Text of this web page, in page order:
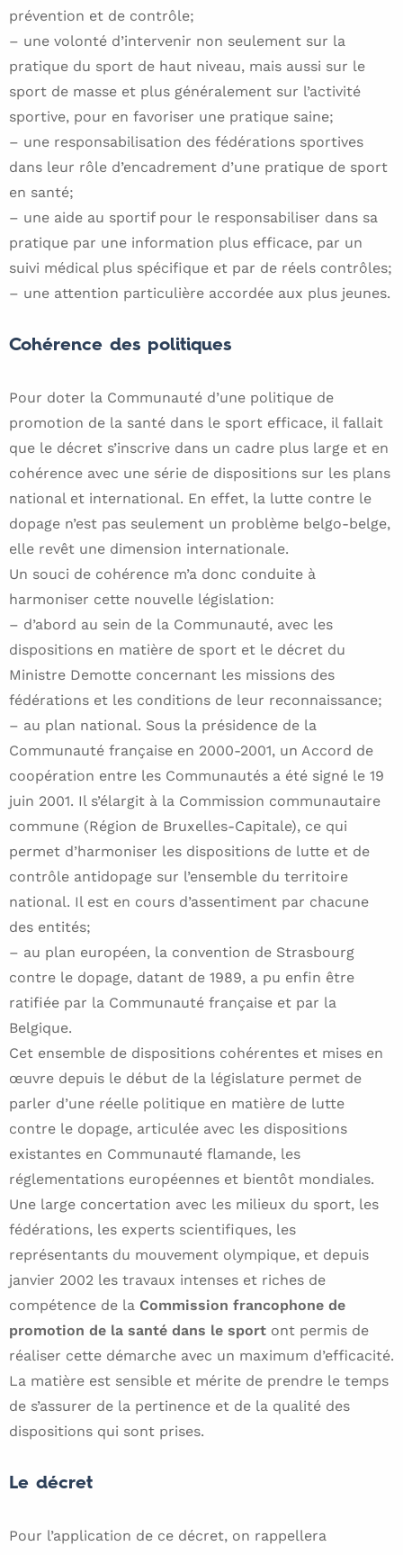
prévention et de contrôle;
– une volonté d’intervenir non seulement sur la
pratique du sport de haut niveau, mais aussi sur le
sport de masse et plus généralement sur l’activité
sportive, pour en favoriser une pratique saine;
– une responsabilisation des fédérations sportives
dans leur rôle d’encadrement d’une pratique de sport
en santé;
– une aide au sportif pour le responsabiliser dans sa
pratique par une information plus efficace, par un
suivi médical plus spécifique et par de réels contrôles;
– une attention particulière accordée aux plus jeunes.
Cohérence des politiques
Pour doter la Communauté d’une politique de
promotion de la santé dans le sport efficace, il fallait
que le décret s’inscrive dans un cadre plus large et en
cohérence avec une série de dispositions sur les plans
national et international. En effet, la lutte contre le
dopage n’est pas seulement un problème belgo-belge,
elle revêt une dimension internationale.
Un souci de cohérence m’a donc conduite à
harmoniser cette nouvelle législation:
– d’abord au sein de la Communauté, avec les
dispositions en matière de sport et le décret du
Ministre Demotte concernant les missions des
fédérations et les conditions de leur reconnaissance;
– au plan national. Sous la présidence de la
Communauté française en 2000-2001, un Accord de
coopération entre les Communautés a été signé le 19
juin 2001. Il s’élargit à la Commission communautaire
commune (Région de Bruxelles-Capitale), ce qui
permet d’harmoniser les dispositions de lutte et de
contrôle antidopage sur l’ensemble du territoire
national. Il est en cours d’assentiment par chacune
des entités;
– au plan européen, la convention de Strasbourg
contre le dopage, datant de 1989, a pu enfin être
ratifiée par la Communauté française et par la
Belgique.
Cet ensemble de dispositions cohérentes et mises en
œuvre depuis le début de la législature permet de
parler d’une réelle politique en matière de lutte
contre le dopage, articulée avec les dispositions
existantes en Communauté flamande, les
réglementations européennes et bientôt mondiales.
Une large concertation avec les milieux du sport, les
fédérations, les experts scientifiques, les
représentants du mouvement olympique, et depuis
janvier 2002 les travaux intenses et riches de
compétence de la Commission francophone de
promotion de la santé dans le sport ont permis de
réaliser cette démarche avec un maximum d’efficacité.
La matière est sensible et mérite de prendre le temps
de s’assurer de la pertinence et de la qualité des
dispositions qui sont prises.
Le décret
Pour l’application de ce décret, on rappellera